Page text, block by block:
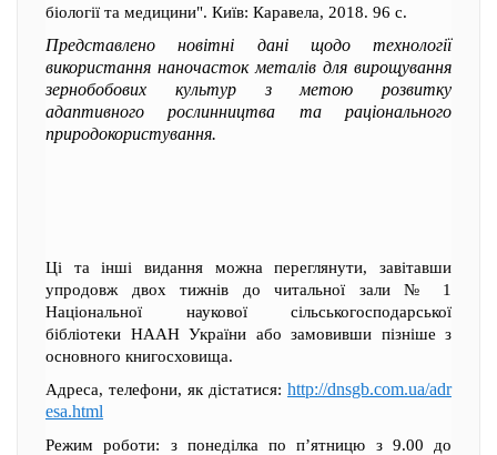
біології та медицини". Київ: Каравела, 2018. 96 с.
Представлено новітні дані щодо технології
використання наночасток металів для вирощування
зернобобових культур з метою розвитку
адаптивного рослинництва та раціонального
природокористування.
Ці та інші видання можна переглянути, завітавши
упродовж двох тижнів до читальної зали № 1
Національної наукової сільськогосподарської
бібліотеки НААН України або замовивши пізніше з
основного книгосховища.
Адреса, телефони, як дістатися: http://dnsgb.com.ua/adr
esa.html
Режим роботи: з понеділка по п’ятницю з 9.00 до